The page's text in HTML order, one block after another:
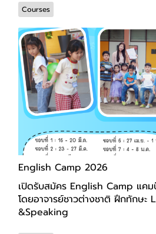
Courses
English Camp 2026
เปิดรับสมัคร English Camp แค
โดยอาจารย์ชาวต่างชาติ ฝึกทักษะ
&Speaking